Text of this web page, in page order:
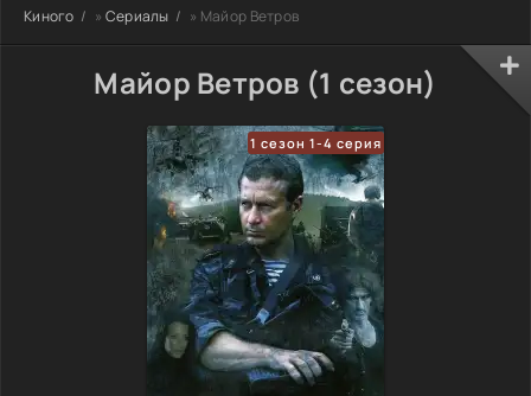
Киного » Сериалы » Майор Ветров
Майор Ветров (1 сезон)
1 сезон 1-4 серия